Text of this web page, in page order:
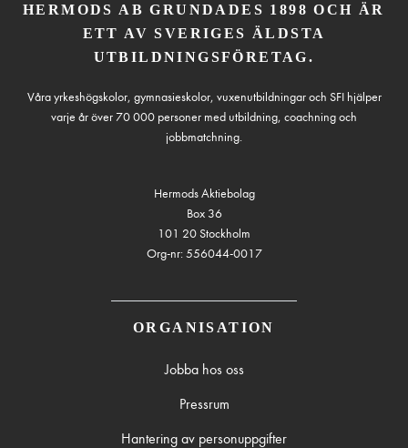
HERMODS AB GRUNDADES 1898 OCH ÄR
ETT AV SVERIGES ÄLDSTA
UTBILDNINGSFÖRETAG.
Våra yrkeshögskolor, gymnasieskolor, vuxenutbildningar och SFI hjälper
varje år över 70 000 personer med utbildning, coachning och
jobbmatchning.
Hermods Aktiebolag
Box 36
101 20 Stockholm
Org-nr: 556044-0017
ORGANISATION
Jobba hos oss
Pressrum
Hantering av personuppgifter